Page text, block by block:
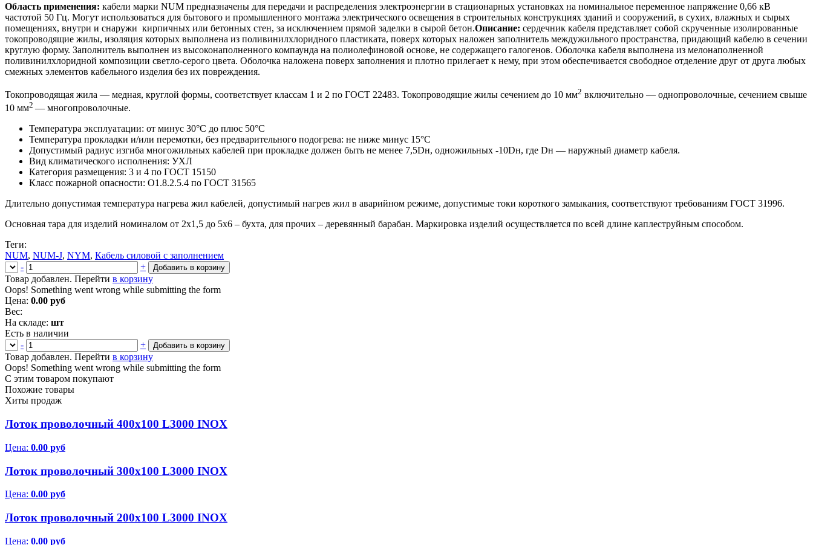
Область применения: кабели марки NUM предназначены для передачи и распределения электроэнергии в стационарных установках на номинальное переменное напряжение 0,66 кВ
частотой 50 Гц. Могут использоваться для бытового и промышленного монтажа электрического освещения в строительных конструкциях зданий и сооружений, в сухих, влажных и сырых
помещениях, внутри и снаружи кирпичных или бетонных стен, за исключением прямой заделки в сырой бетон.Описание: сердечник кабеля представляет собой скрученные изолированные
токопроводящие жилы, изоляция которых выполнена из поливинилхлоридного пластиката, поверх которых наложен заполнитель междужильного пространства, придающий кабелю в сечении
круглую форму. Заполнитель выполнен из высоконаполненного компаунда на полиолефиновой основе, не содержащего галогенов. Оболочка кабеля выполнена из мелонаполненной
поливинилхлоридной композиции светло-серого цвета. Оболочка наложена поверх заполнения и плотно прилегает к нему, при этом обеспечивается свободное отделение друг от друга любых
смежных элементов кабельного изделия без их повреждения.
Токопроводящая жила — медная, круглой формы, соответствует классам 1 и 2 по ГОСТ 22483. Токопроводящие жилы сечением до 10 мм2 включительно — однопроволочные, сечением свыше
10 мм2 — многопроволочные.
Температура эксплуатации: от минус 30°С до плюс 50°С
Температура прокладки и/или перемотки, без предварительного подогрева: не ниже минус 15°С
Допустимый радиус изгиба многожильных кабелей при прокладке должен быть не менее 7,5Dн, одножильных -10Dн, где Dн — наружный диаметр кабеля.
Вид климатического исполнения: УХЛ
Категория размещения: 3 и 4 по ГОСТ 15150
Класс пожарной опасности: О1.8.2.5.4 по ГОСТ 31565
Длительно допустимая температура нагрева жил кабелей, допустимый нагрев жил в аварийном режиме, допустимые токи короткого замыкания, соответствуют требованиям ГОСТ 31996.
Основная тара для изделий номиналом от 2х1,5 до 5х6 – бухта, для прочих – деревянный барабан. Маркировка изделий осуществляется по всей длине каплеструйным способом.
Теги:
NUM, NUM-J, NYM, Кабель силовой с заполнением
-
+
Товар добавлен. Перейти в корзину
Oops! Something went wrong while submitting the form
Цена: 0.00 руб
Вес:
На складе: шт
Есть в наличии
-
+
Товар добавлен. Перейти в корзину
Oops! Something went wrong while submitting the form
С этим товаром покупают
Похожие товары
Хиты продаж
Лоток проволочный 400х100 L3000 INOX
Цена: 0.00 руб
Лоток проволочный 300х100 L3000 INOX
Цена: 0.00 руб
Лоток проволочный 200х100 L3000 INOX
Цена: 0.00 руб